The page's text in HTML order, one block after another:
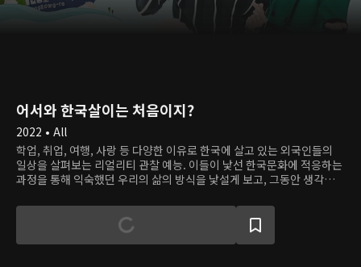
어서와 한국살이는 처음이지?
2022 • All
학업, 취업, 여행, 사랑 등 다양한 이유로 한국에 살고 있는 외국인들의
일상을 살펴보는 리얼리티 관찰 예능. 이들이 낯선 한국문화에 적응하는
과정을 통해 익숙했던 우리의 삶의 방식을 낯설게 보고, 그동안 생각하지